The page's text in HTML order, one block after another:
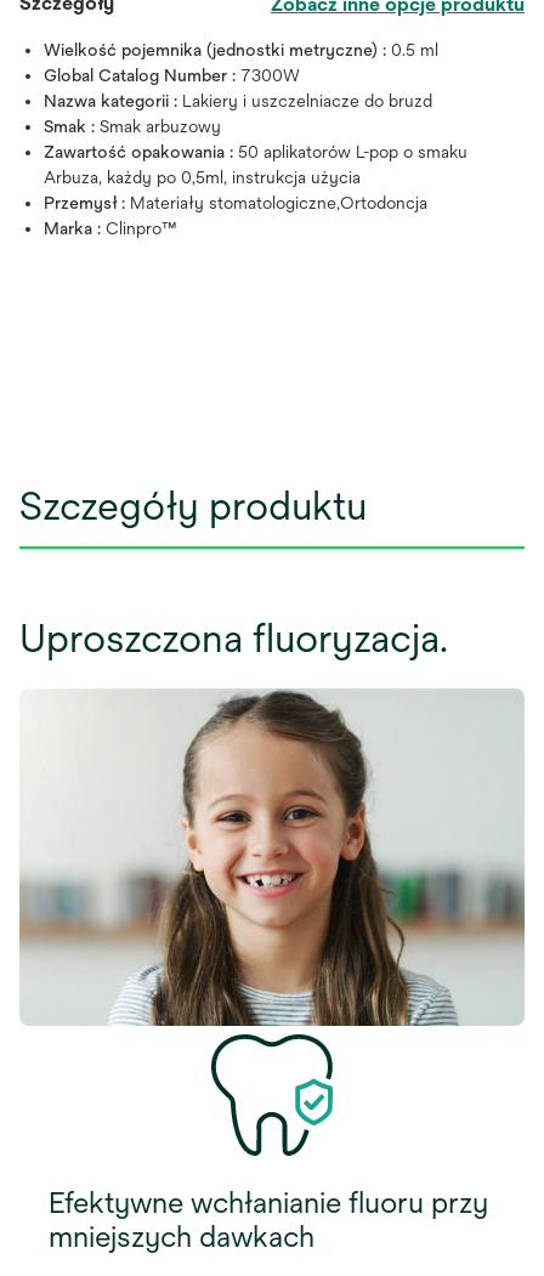
Zobacz inne opcje produktu
Wielkość pojemnika (jednostki metryczne) : 0.5 ml
Global Catalog Number : 7300W
Nazwa kategorii : Lakiery i uszczelniacze do bruzd
Smak : Smak arbuzowy
Zawartość opakowania : 50 aplikatorów L-pop o smaku
Arbuza, każdy po 0,5ml, instrukcja użycia
Przemysł : Materiały stomatologiczne,Ortodoncja
Marka : Clinpro™
Szczegóły produktu
Uproszczona fluoryzacja.
Efektywne wchłanianie fluoru przy
mniejszych dawkach